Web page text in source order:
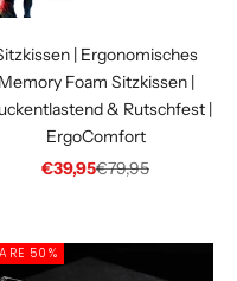
| Ergonomisches
Memory Foam Sitzkissen |
& Rutschfest |
ErgoComfort
Angebot
€39,95Regulärer Preis
€79,95
50%